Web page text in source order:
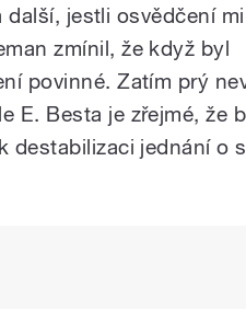
jestli osvědčení
zmínil, že když byl
povinné. Zatím prý
E. Besta je zřejmé, že
destabilizaci jednání o